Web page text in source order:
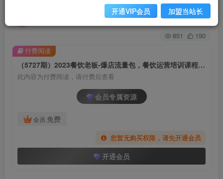
关注 私信
851 190
（5727期）2023餐饮老板-爆店流量包，餐饮运营培训课程，破解餐饮店老板流量焦虑
此内容为付费阅读，请付费后查看
会员专属资源
会员 免费
您暂无购买权限，请先开通会员
开通会员
付费阅读
开通VIP会员 加盟当站长